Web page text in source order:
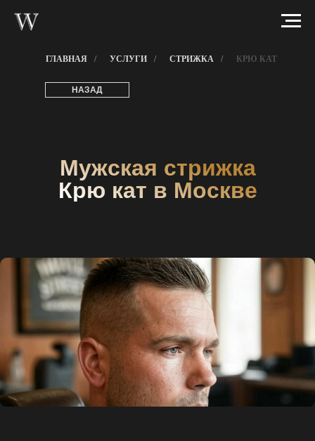
ГЛАВНАЯ / УСЛУГИ / СТРИЖКА / КРЮ КАТ
НАЗАД
Мужская стрижка
Крю кат в Москве